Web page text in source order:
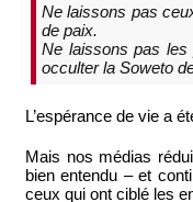
Ne laissons pas
de paix.
Ne laissons pas les
occulter la Soweto
L’espérance de vie a
Mais nos médias
bien entendu – et
ceux qui ont ciblé les